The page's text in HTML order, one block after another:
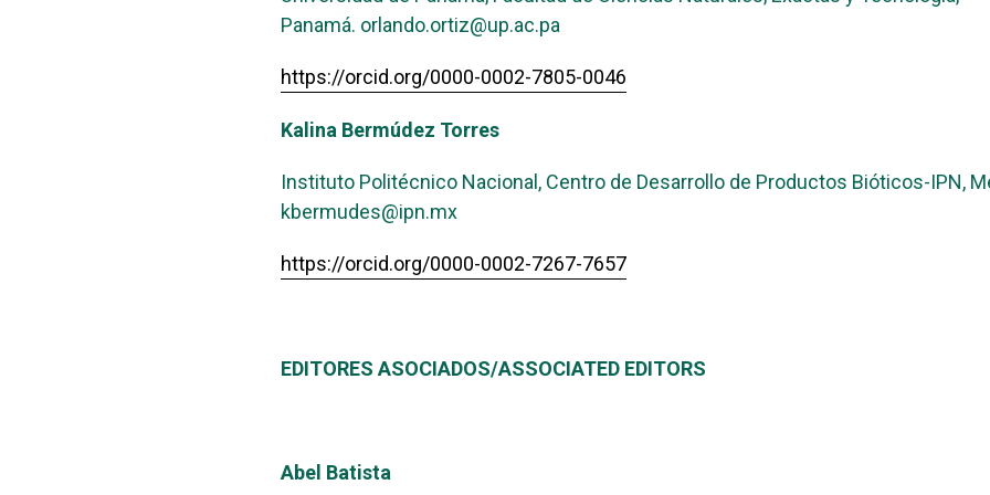
Panamá. orlando.ortiz@up.ac.pa
https://orcid.org/0000-0002-7805-0046
Kalina Bermúdez Torres
Instituto Politécnico Nacional, Centro de Desarrollo de Productos Bióticos-IPN,
kbermudes@ipn.mx
https://orcid.org/0000-0002-7267-7657
EDITORES ASOCIADOS/ASSOCIATED EDITORS
Abel Batista